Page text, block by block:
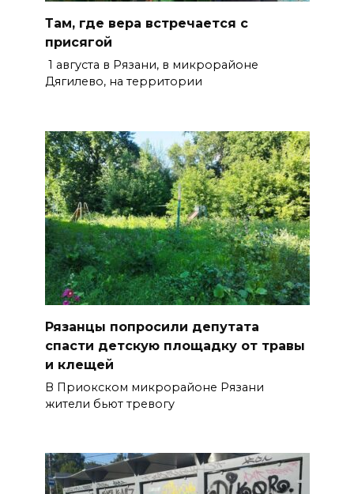
Там, где вера встречается с
присягой
1 августа в Рязани, в микрорайоне
Дягилево, на территории
Рязанцы попросили депутата
спасти детскую площадку от травы
и клещей
В Приокском микрорайоне Рязани
жители бьют тревогу